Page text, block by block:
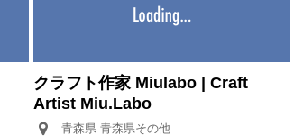
クラフト作家 Miulabo | Craft
Artist Miu.Labo
青森県 青森県その他